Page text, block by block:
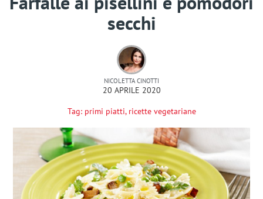
secchi
NICOLETTA CINOTTI
20 APRILE 2020
Tag: primi piatti, ricette vegetariane